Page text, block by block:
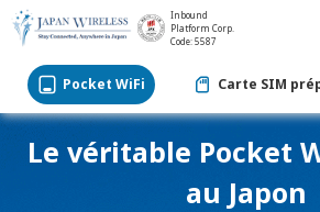
Inbound
Platform Corp.
Code: 5587
Pocket WiFi Carte SIM
Le véritable Pocket
au Japon